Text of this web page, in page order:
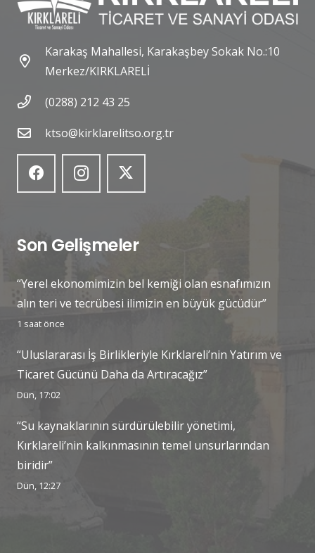
Karakaş Mahallesi, Karakaşbey Sokak No.:10
Merkez/KIRKLARELİ
(0288) 212 43 25
ktso@kirklarelitso.org.tr
Son Gelişmeler
“Yerel ekonomimizin bel kemiği olan esnafımızın
alın teri ve tecrübesi ilimizin en büyük gücüdür”
1 saat önce
“Uluslararası İş Birlikleriyle Kırklareli’nin Yatırım ve
Ticaret Gücünü Daha da Artıracağız”
Dün, 17:02
“Su kaynaklarının sürdürülebilir yönetimi,
Kırklareli’nin kalkınmasının temel unsurlarından
biridir”
Dün, 12:27